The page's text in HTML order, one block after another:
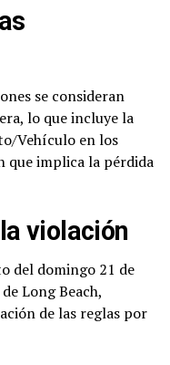
se consideran
lo que incluye la
Vehículo en los
que implica la pérdida
violación
del domingo 21 de
Long Beach,
de las reglas por